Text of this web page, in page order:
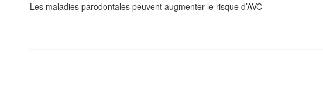
Les maladies parodontales peuvent augmenter le risque d’AVC